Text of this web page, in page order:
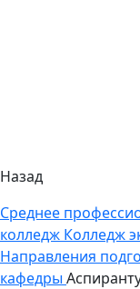
Назад
Среднее
колледж Колледж
Направления
кафедры